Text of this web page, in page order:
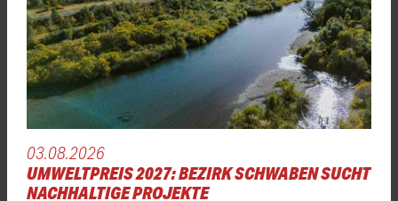
03.08.2026
UMWELTPREIS 2027: BEZIRK SCHWABEN SUCHT
NACHHALTIGE PROJEKTE